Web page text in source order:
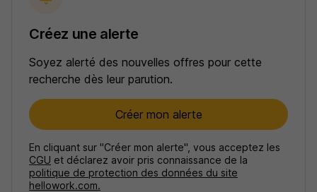
Créez une alerte
Soyez alerté des nouvelles offres pour cette
recherche dès leur parution.
Créer mon alerte
En cliquant sur "Créer mon alerte", vous acceptez les
CGU et déclarez avoir pris connaissance de la
politique de protection des données du site
hellowork.com.